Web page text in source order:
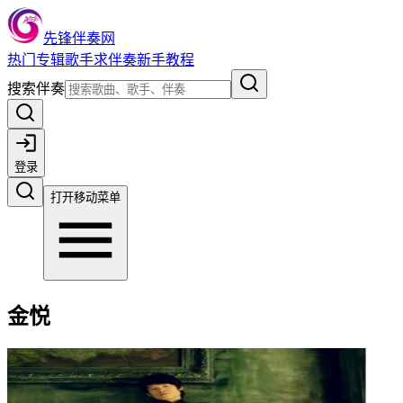
先锋伴奏网
热门 专辑歌手求伴奏新手教程
搜索伴奏
登录
打开移动菜单
金悦